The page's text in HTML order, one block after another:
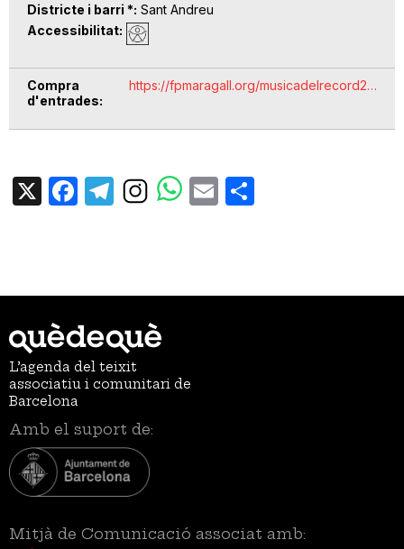
Districte i barri * Sant Andreu
Accessibilitat
Compra
d'entrades
https://fpmaragall.org/musicadelrecord2…
X Facebook
TelegramEmail
L’agenda del teixit
associatiu i comunitari de
Barcelona
Amb el suport de:
Mitjà de Comunicació associat amb: